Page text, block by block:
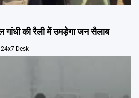
गांधी की रैली में उमड़ेगा जन सैलाब
Desk